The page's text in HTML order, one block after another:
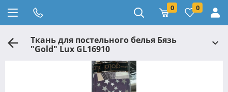
0 0
Ткань для постельного белья Бязь
"Gold" Lux GL16910